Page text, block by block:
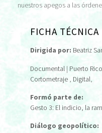
nuestros apegos a las
FICHA TÉCNICA
Dirigida por: Beatriz
Documental | Puerto Rico
Cortometraje , Digital,
Formó parte de:
Gesto 3: El indicio, la
Diálogo geopolítico: